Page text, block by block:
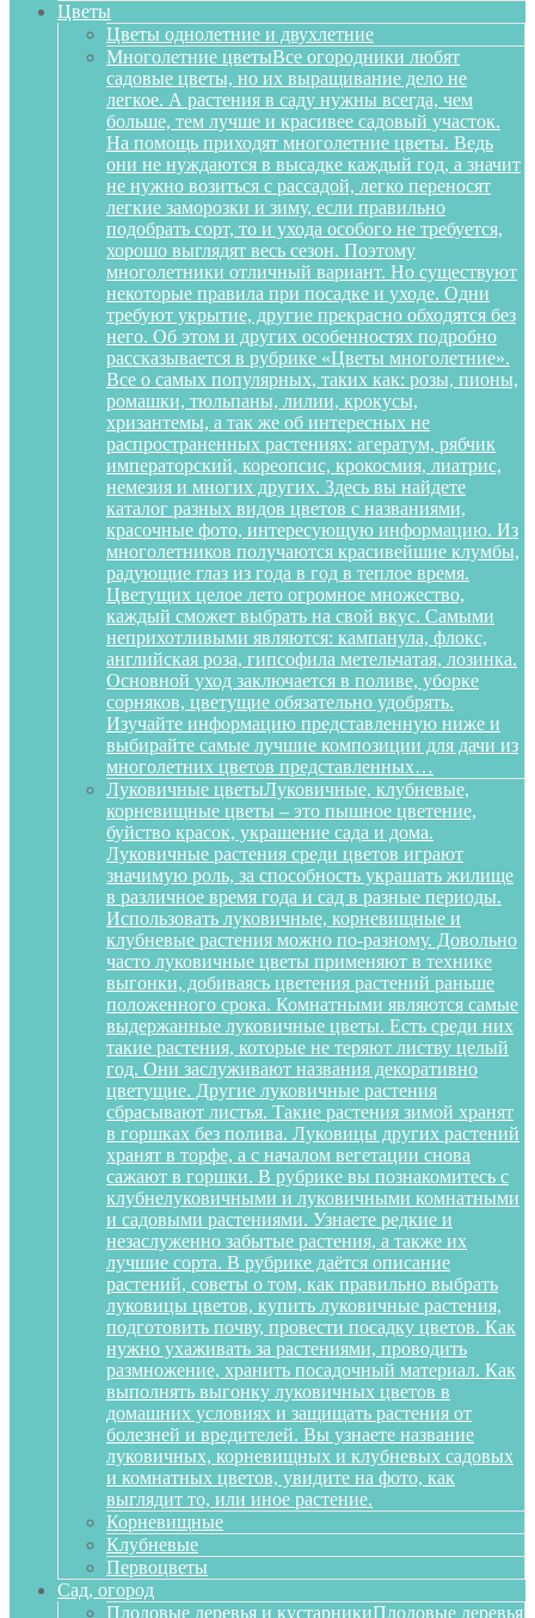
Цветы
Цветы однолетние и двухлетние
Многолетние цветыВсе огородники любят
садовые цветы, но их выращивание дело не
легкое. А растения в саду нужны всегда, чем
больше, тем лучше и красивее садовый участок.
На помощь приходят многолетние цветы. Ведь
они не нуждаются в высадке каждый год, а значит
не нужно возиться с рассадой, легко переносят
легкие заморозки и зиму, если правильно
подобрать сорт, то и ухода особого не требуется,
хорошо выглядят весь сезон. Поэтому
многолетники отличный вариант. Но существуют
некоторые правила при посадке и уходе. Одни
требуют укрытие, другие прекрасно обходятся без
него. Об этом и других особенностях подробно
рассказывается в рубрике «Цветы многолетние».
Все о самых популярных, таких как: розы, пионы,
ромашки, тюльпаны, лилии, крокусы,
хризантемы, а так же об интересных не
распространенных растениях: агератум, рябчик
императорский, кореопсис, крокосмия, лиатрис,
немезия и многих других. Здесь вы найдете
каталог разных видов цветов с названиями,
красочные фото, интересующую информацию. Из
многолетников получаются красивейшие клумбы,
радующие глаз из года в год в теплое время.
Цветущих целое лето огромное множество,
каждый сможет выбрать на свой вкус. Самыми
неприхотливыми являются: кампанула, флокс,
английская роза, гипсофила метельчатая, лозинка.
Основной уход заключается в поливе, уборке
сорняков, цветущие обязательно удобрять.
Изучайте информацию представленную ниже и
выбирайте самые лучшие композиции для дачи из
многолетних цветов представленных…
Луковичные цветыЛуковичные, клубневые,
корневищные цветы – это пышное цветение,
буйство красок, украшение сада и дома.
Луковичные растения среди цветов играют
значимую роль, за способность украшать жилище
в различное время года и сад в разные периоды.
Использовать луковичные, корневищные и
клубневые растения можно по-разному. Довольно
часто луковичные цветы применяют в технике
выгонки, добиваясь цветения растений раньше
положенного срока. Комнатными являются самые
выдержанные луковичные цветы. Есть среди них
такие растения, которые не теряют листву целый
год. Они заслуживают названия декоративно
цветущие. Другие луковичные растения
сбрасывают листья. Такие растения зимой хранят
в горшках без полива. Луковицы других растений
хранят в торфе, а с началом вегетации снова
сажают в горшки. В рубрике вы познакомитесь с
клубнелуковичными и луковичными комнатными
и садовыми растениями. Узнаете редкие и
незаслуженно забытые растения, а также их
лучшие сорта. В рубрике даётся описание
растений, советы о том, как правильно выбрать
луковицы цветов, купить луковичные растения,
подготовить почву, провести посадку цветов. Как
нужно ухаживать за растениями, проводить
размножение, хранить посадочный материал. Как
выполнять выгонку луковичных цветов в
домашних условиях и защищать растения от
болезней и вредителей. Вы узнаете название
луковичных, корневищных и клубневых садовых
и комнатных цветов, увидите на фото, как
выглядит то, или иное растение.
Корневищные
Клубневые
Первоцветы
Сад, огород
Плодовые деревья и кустарникиПлодовые деревья